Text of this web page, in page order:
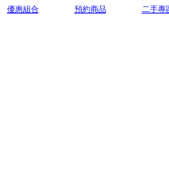
優惠組合 預約商品 二手專